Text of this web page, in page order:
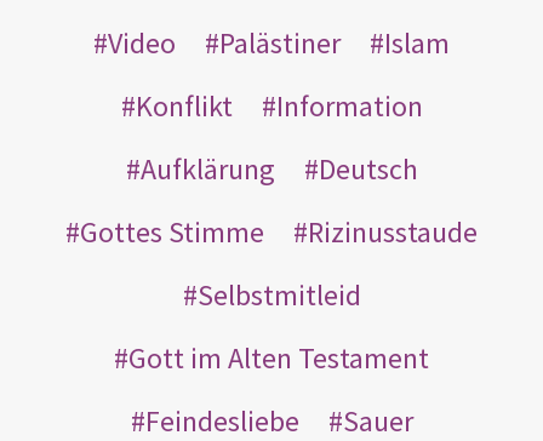
Video
Palästiner
Islam
Konflikt
Information
Aufklärung
Deutsch
Gottes Stimme
Rizinusstaude
Selbstmitleid
Gott im Alten Testament
Feindesliebe
Sauer